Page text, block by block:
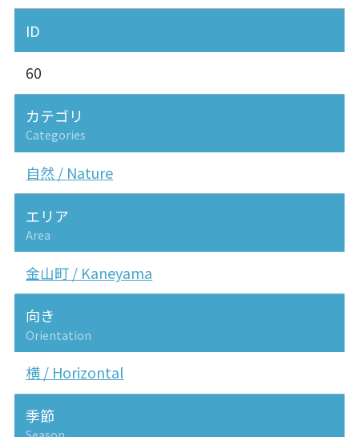
ID
60
カテゴリ
Categories
自然 / Nature
エリア
Area
金山町 / Kaneyama
向き
Orientation
横 / Horizontal
季節